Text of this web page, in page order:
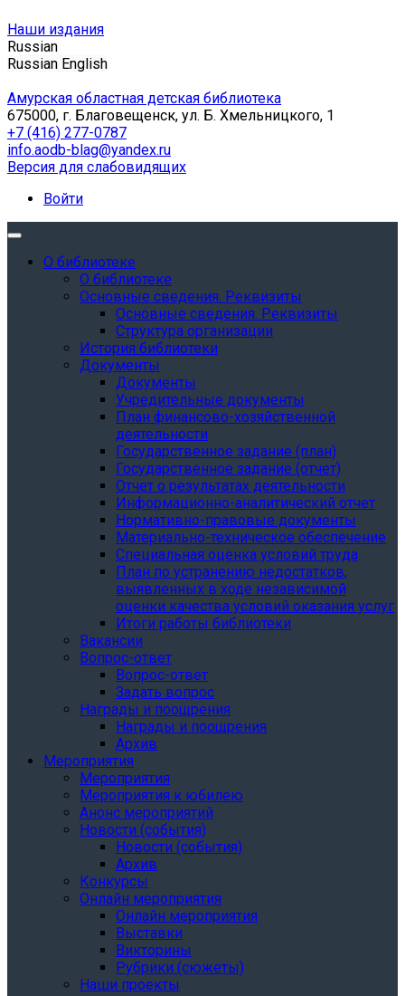
Наши издания
Russian
Russian English
Амурская областная детская библиотека
675000, г. Благовещенск, ул. Б. Хмельницкого, 1
+7 (416) 277-0787
info.aodb-blag@yandex.ru
Версия для слабовидящих
Войти
О библиотеке
О библиотеке
Основные сведения. Реквизиты
Основные сведения. Реквизиты
Структура организации
История библиотеки
Документы
Документы
Учредительные документы
План финансово-хозяйственной
деятельности
Государственное задание (план)
Государственное задание (отчет)
Отчет о результатах деятельности
Информационно-аналитический отчет
Нормативно-правовые документы
Материально-техническое обеспечение
Специальная оценка условий труда
План по устранению недостатков,
выявленных в ходе независимой
оценки качества условий оказания услуг
Итоги работы библиотеки
Вакансии
Вопрос-ответ
Вопрос-ответ
Задать вопрос
Награды и поощрения
Награды и поощрения
Архив
Мероприятия
Мероприятия
Мероприятия к юбилею
Анонс мероприятий
Новости (события)
Новости (события)
Архив
Конкурсы
Онлайн мероприятия
Онлайн мероприятия
Выставки
Викторины
Рубрики (сюжеты)
Наши проекты